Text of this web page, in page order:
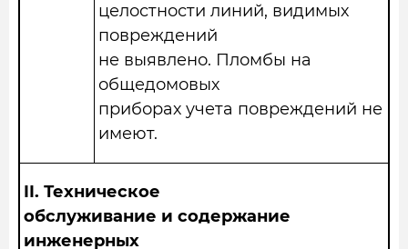
целостности линий, видимых
повреждений
не выявлено. Пломбы на
общедомовых
приборах учета повреждений не
имеют.
II. Техническое
обслуживание и содержание
инженерных